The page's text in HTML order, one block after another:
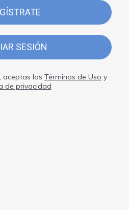
SESIÓN
aceptas los Términos de Uso y
de privacidad